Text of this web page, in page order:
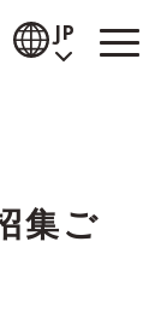
JP
集ご